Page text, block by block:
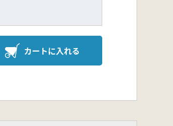
カートに入れる